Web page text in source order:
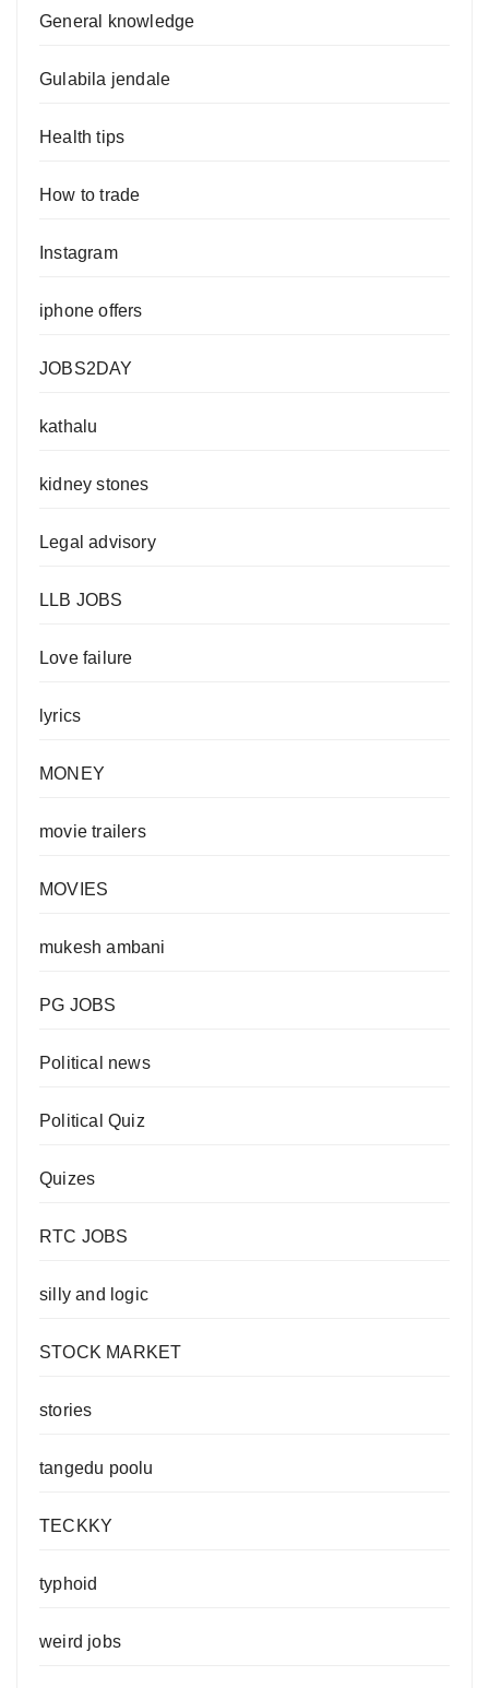
General knowledge
Gulabila jendale
Health tips
How to trade
Instagram
iphone offers
JOBS2DAY
kathalu
kidney stones
Legal advisory
LLB JOBS
Love failure
lyrics
MONEY
movie trailers
MOVIES
mukesh ambani
PG JOBS
Political news
Political Quiz
Quizes
RTC JOBS
silly and logic
STOCK MARKET
stories
tangedu poolu
TECKKY
typhoid
weird jobs